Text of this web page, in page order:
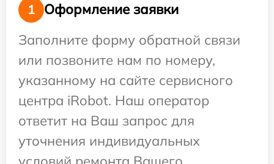
1
Оформление заявки
Заполните форму обратной связи
или позвоните нам по номеру,
указанному на сайте сервисного
центра iRobot. Наш оператор
ответит на Ваш запрос для
уточнения индивидуальных